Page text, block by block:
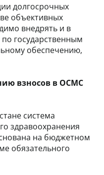
долгосрочных
объективных
внедрять и в
государственным
обеспечению,
взносов в ОСМС
система
здравоохранения
на бюджетном
обязательного